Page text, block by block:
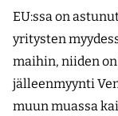
EU:ssa on
yritysten
maihin, niiden
jälleenmyynti
muun muassa